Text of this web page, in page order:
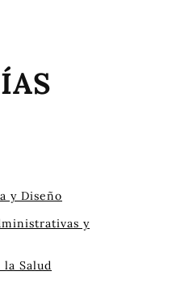
y Diseño
y
Salud